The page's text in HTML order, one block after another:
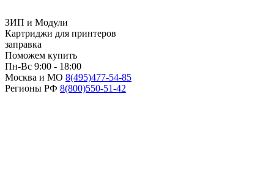
ЗИП и Модули
Картриджи для принтеров
заправка
Поможем купить
Пн-Вс 9:00 - 18:00
Москва и МО 8(495)477-54-85
Регионы РФ 8(800)550-51-42